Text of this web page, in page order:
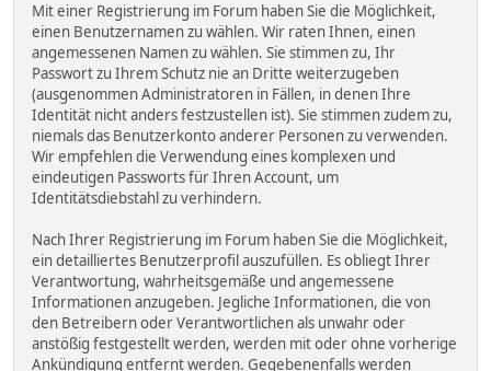
Mit einer Registrierung im Forum haben Sie die Möglichkeit,
einen Benutzernamen zu wählen. Wir raten Ihnen, einen
angemessenen Namen zu wählen. Sie stimmen zu, Ihr
Passwort zu Ihrem Schutz nie an Dritte weiterzugeben
(ausgenommen Administratoren in Fällen, in denen Ihre
Identität nicht anders festzustellen ist). Sie stimmen zudem zu,
niemals das Benutzerkonto anderer Personen zu verwenden.
Wir empfehlen die Verwendung eines komplexen und
eindeutigen Passworts für Ihren Account, um
Identitätsdiebstahl zu verhindern.
Nach Ihrer Registrierung im Forum haben Sie die Möglichkeit,
ein detailliertes Benutzerprofil auszufüllen. Es obliegt Ihrer
Verantwortung, wahrheitsgemäße und angemessene
Informationen anzugeben. Jegliche Informationen, die von
den Betreibern oder Verantwortlichen als unwahr oder
anstößig festgestellt werden, werden mit oder ohne vorherige
Ankündigung entfernt werden. Gegebenenfalls werden